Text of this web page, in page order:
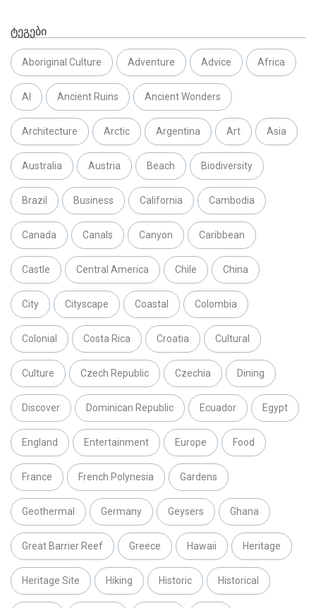
ტეგები
Aboriginal Culture Adventure Advice Africa
AI Ancient Ruins Ancient Wonders
Architecture Arctic Argentina Art Asia
Australia Austria Beach Biodiversity
Brazil Business California Cambodia
Canada Canals Canyon Caribbean
Castle Central America Chile China
City Cityscape Coastal Colombia
Colonial Costa Rica Croatia Cultural
Culture Czech Republic Czechia Dining
Discover Dominican Republic Ecuador Egypt
England Entertainment Europe Food
France French Polynesia Gardens
Geothermal Germany Geysers Ghana
Great Barrier Reef Greece Hawaii Heritage
Heritage Site Hiking Historic Historical